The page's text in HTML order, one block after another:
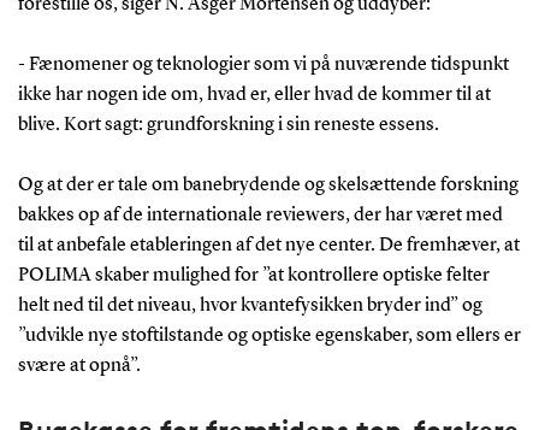
forestille os, siger N. Asger Mortensen og uddyber:
- Fænomener og teknologier som vi på nuværende tidspunkt
ikke har nogen ide om, hvad er, eller hvad de kommer til at
blive. Kort sagt: grundforskning i sin reneste essens.
Og at der er tale om banebrydende og skelsættende forskning
bakkes op af de internationale reviewers, der har været med
til at anbefale etableringen af det nye center. De fremhæver, at
POLIMA skaber mulighed for ”at kontrollere optiske felter
helt ned til det niveau, hvor kvantefysikken bryder ind” og
”udvikle nye stoftilstande og optiske egenskaber, som ellers er
svære at opnå”.